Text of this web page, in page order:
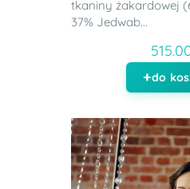
tkaniny żakardowej
37% Jedwab...
do